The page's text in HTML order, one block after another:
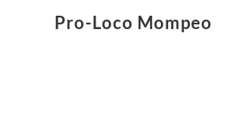
Pro-Loco Mompeo